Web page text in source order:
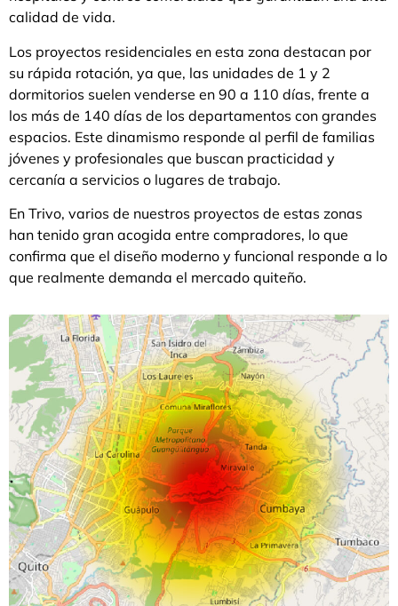
calidad de vida.
Los proyectos residenciales en esta zona destacan por
su rápida rotación, ya que, las unidades de 1 y 2
dormitorios suelen venderse en 90 a 110 días, frente a
los más de 140 días de los departamentos con grandes
espacios. Este dinamismo responde al perfil de familias
jóvenes y profesionales que buscan practicidad y
cercanía a servicios o lugares de trabajo.
En Trivo, varios de nuestros proyectos de estas zonas
han tenido gran acogida entre compradores, lo que
confirma que el diseño moderno y funcional responde a lo
que realmente demanda el mercado quiteño.